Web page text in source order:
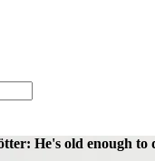
He's old enough to